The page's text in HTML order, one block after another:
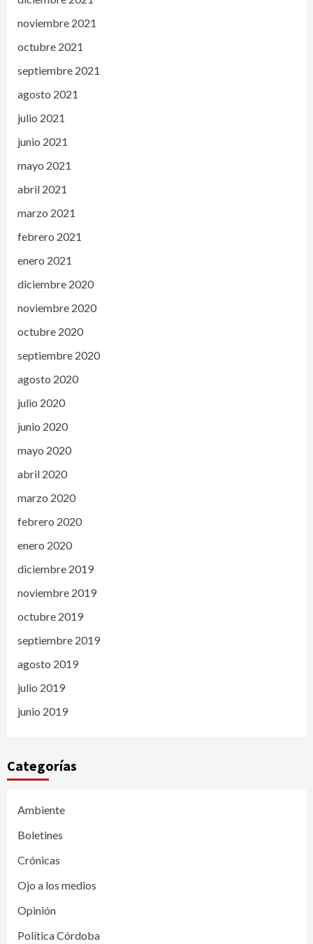
noviembre 2021
octubre 2021
septiembre 2021
agosto 2021
julio 2021
junio 2021
mayo 2021
abril 2021
marzo 2021
febrero 2021
enero 2021
diciembre 2020
noviembre 2020
octubre 2020
septiembre 2020
agosto 2020
julio 2020
junio 2020
mayo 2020
abril 2020
marzo 2020
febrero 2020
enero 2020
diciembre 2019
noviembre 2019
octubre 2019
septiembre 2019
agosto 2019
julio 2019
junio 2019
Categorías
Ambiente
Boletines
Crónicas
Ojo a los medios
Opinión
Política Córdoba